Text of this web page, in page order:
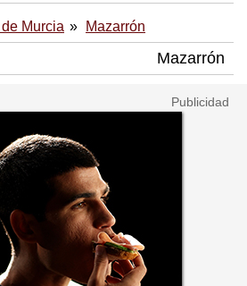
Murcia Mazarrón
Mazarrón